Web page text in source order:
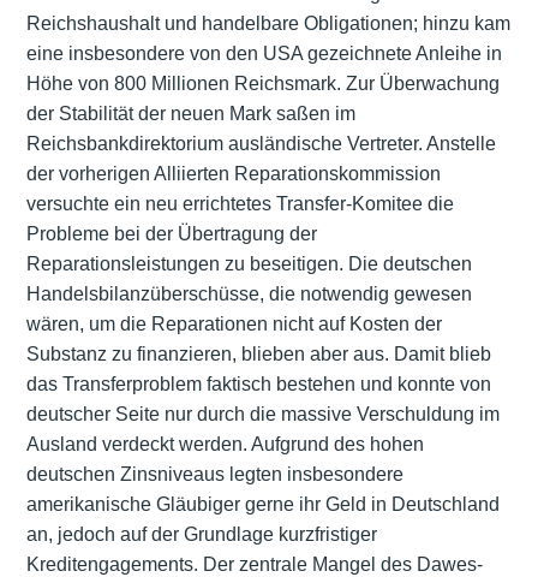
Reichshaushalt und handelbare Obligationen; hinzu kam
eine insbesondere von den USA gezeichnete Anleihe in
Höhe von 800 Millionen Reichsmark. Zur Überwachung
der Stabilität der neuen Mark saßen im
Reichsbankdirektorium ausländische Vertreter. Anstelle
der vorherigen Alliierten Reparationskommission
versuchte ein neu errichtetes Transfer-Komitee die
Probleme bei der Übertragung der
Reparationsleistungen zu beseitigen. Die deutschen
Handelsbilanzüberschüsse, die notwendig gewesen
wären, um die Reparationen nicht auf Kosten der
Substanz zu finanzieren, blieben aber aus. Damit blieb
das Transferproblem faktisch bestehen und konnte von
deutscher Seite nur durch die massive Verschuldung im
Ausland verdeckt werden. Aufgrund des hohen
deutschen Zinsniveaus legten insbesondere
amerikanische Gläubiger gerne ihr Geld in Deutschland
an, jedoch auf der Grundlage kurzfristiger
Kreditengagements. Der zentrale Mangel des Dawes-